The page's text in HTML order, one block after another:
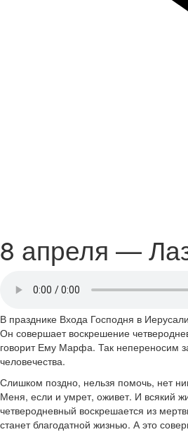
8 апреля —
В празднике Входа Господня в
Он совершает воскрешение
говорит Ему Марфа. Так непереносим
человечества.
Слишком поздно, нельзя помочь, нет
Меня, если и умрет, оживет. И всякий
четверодневный воскрешается из
станет благодатной жизнью. А это